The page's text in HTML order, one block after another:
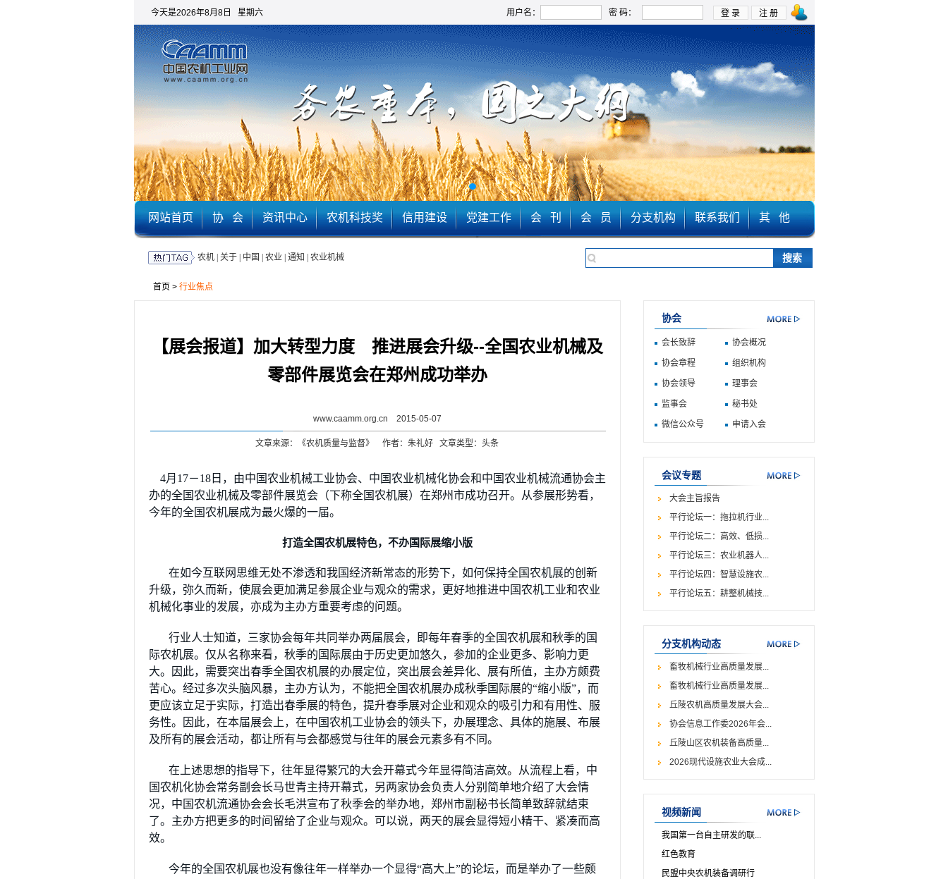
今天是2026年8月8日 星期六 用户名： 密 码：
网站首页 协 会 资讯中心 农机科技奖 信用建设 党建工作 会 刊 会 员 分支机构 联系我们 其 他
农机| 关于| 中国 农业| 通知 农业机械
首页 > 行业焦点
【展会报道】加大转型力度 推进展会升级--全国农业机械及
零部件展览会在郑州成功举办
www.caamm.org.cn 2015-05-07
文章来源：《农机质量与监督》 作者：朱礼好 文章类型：头条
4月17－18日，由中国农业机械工业协会、中国农业机械化协会和中国农业机械流通协会主
办的全国农业机械及零部件展览会（下称全国农机展）在郑州市成功召开。从参展形势看，
今年的全国农机展成为最火爆的一届。
打造全国农机展特色，不办国际展缩小版
在如今互联网思维无处不渗透和我国经济新常态的形势下，如何保持全国农机展的创新
升级，弥久而新，使展会更加满足参展企业与观众的需求，更好地推进中国农机工业和农业
机械化事业的发展，亦成为主办方重要考虑的问题。
行业人士知道，三家协会每年共同举办两届展会，即每年春季的全国农机展和秋季的国
际农机展。仅从名称来看，秋季的国际展由于历史更加悠久，参加的企业更多、影响力更
大。因此，需要突出春季全国农机展的办展定位，突出展会差异化、展有所值，主办方颇费
苦心。经过多次头脑风暴，主办方认为，不能把全国农机展办成秋季国际展的“缩小版”，而
更应该立足于实际，打造出春季展的特色，提升春季展对企业和观众的吸引力和有用性、服
务性。因此，在本届展会上，在中国农机工业协会的领头下，办展理念、具体的施展、布展
及所有的展会活动，都让所有与会都感觉与往年的展会元素多有不同。
在上述思想的指导下，往年显得繁冗的大会开幕式今年显得简洁高效。从流程上看，中
国农机化协会常务副会长马世青主持开幕式，另两家协会负责人分别简单地介绍了大会情
况，中国农机流通协会会长毛洪宣布了秋季会的举办地，郑州市副秘书长简单致辞就结束
了。主办方把更多的时间留给了企业与观众。可以说，两天的展会显得短小精干、紧凑而高
效。
今年的全国农机展也没有像往年一样举办一个显得“高大上”的论坛，而是举办了一些颇
协会
会长致辞 协会概况
协会章程 组织机构
协会领导 理事会
监事会 秘书处
微信公众号 申请入会
会议专题
大会主旨报告
平行论坛一：拖拉机行业...
平行论坛二：高效、低损...
平行论坛三：农业机器人...
平行论坛四：智慧设施农...
平行论坛五：耕整机械技...
分支机构动态
畜牧机械行业高质量发展...
畜牧机械行业高质量发展...
丘陵农机高质量发展大会...
协会信息工作委2026年会...
丘陵山区农机装备高质量...
2026现代设施农业大会成...
视频新闻
我国第一台自主研发的联...
红色教育
民盟中央农机装备调研行